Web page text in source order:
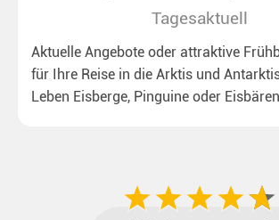
Tagesaktuell
Aktuelle Angebote oder attraktive
für Ihre Reise in die Arktis und
Leben Eisberge, Pinguine oder